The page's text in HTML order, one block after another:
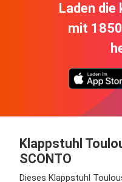
Laden die
mit
Klappstuhl
SCONTO
Dieses Klappstuhl